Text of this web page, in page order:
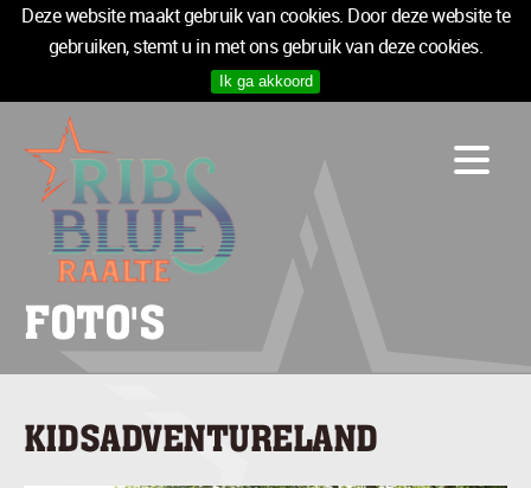
Deze website maakt gebruik van cookies. Door deze website te
gebruiken, stemt u in met ons gebruik van deze cookies.
Ik ga akkoord
PROGRAMMA
LOGIES
INFO
MEDIA
TICKETS
SPONSOREN
TICKETS
FOTO'S
KIDSADVENTURELAND